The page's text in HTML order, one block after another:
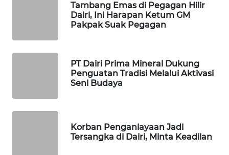
Tambang Emas di Pegagan Hilir
Dairi, Ini Harapan Ketum GM
Pakpak Suak Pegagan
PT Dairi Prima Mineral Dukung
Penguatan Tradisi Melalui Aktivasi
Seni Budaya
Korban Penganiayaan Jadi
Tersangka di Dairi, Minta Keadilan
WAHANA